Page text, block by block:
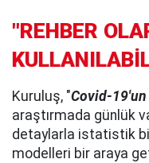
"REHBER
Kuruluş, "Covid-
araştırmada günlük
detaylarla istatistik
modelleri bir araya